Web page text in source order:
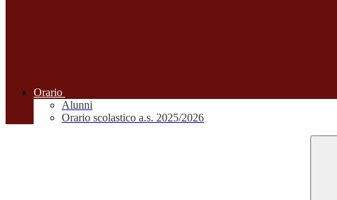
Orario
Alunni
Orario scolastico a.s. 2025/2026